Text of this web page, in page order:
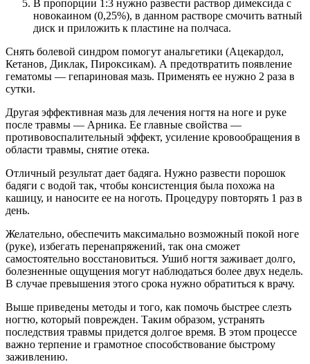
В пропорции 1:3 нужно развести раствор димексида с
новокаином (0,25%), в данном растворе смочить ватный
диск и приложить к пластине на полчаса.
Снять болевой синдром помогут анальгетики (Ацекардол,
Кетанов, Диклак, Пироксикам). А предотвратить появление
гематомы — гепариновая мазь. Применять ее нужно 2 раза в
сутки.
Другая эффективная мазь для лечения ногтя на ноге и руке
после травмы — Арника. Ее главные свойства —
противовоспалительный эффект, усиление кровообращения в
области травмы, снятие отека.
Отличный результат дает бадяга. Нужно развести порошок
бадяги с водой так, чтобы консистенция была похожа на
кашицу, и наносите ее на ноготь. Процедуру повторять 1 раз в
день.
Желательно, обеспечить максимально возможный покой ноге
(руке), избегать перенапряжений, так она сможет
самостоятельно восстановиться. Ушиб ногтя заживает долго,
болезненные ощущения могут наблюдаться более двух недель.
В случае превышения этого срока нужно обратиться к врачу.
Выше приведены методы и того, как помочь быстрее слезть
ногтю, который поврежден. Таким образом, устранять
последствия травмы придется долгое время. В этом процессе
важно терпение и грамотное способствование быстрому
заживлению.